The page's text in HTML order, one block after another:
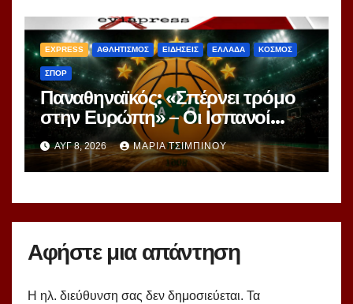
EXPRESS ΑΘΛΗΤΙΣΜΟΣ ΕΙΔΗΣΕΙΣ ΕΛΛΑΔΑ ΚΟΣΜΟΣ
ΣΠΟΡ
Παναθηναϊκός: «Σπέρνει τρόμο
στην Ευρώπη» – Οι Ισπανοί
βλέπουν μια πράσινη
υπερομάδα!
ΑΥΓ 8, 2026 ΜΑΡΊΑ ΤΣΙΜΠΙΝΟΎ
Αφήστε μια απάντηση
Η ηλ. διεύθυνση σας δεν δημοσιεύεται. Τα